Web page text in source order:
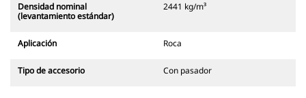
Densidad nominal
(levantamiento estándar)
2441 kg/m³
Aplicación Roca
Tipo de accesorio Con pasador